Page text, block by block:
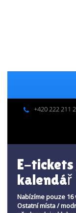
+420 222 211
E-
kalendář
Nabízíme pouze
Ostatní místa /